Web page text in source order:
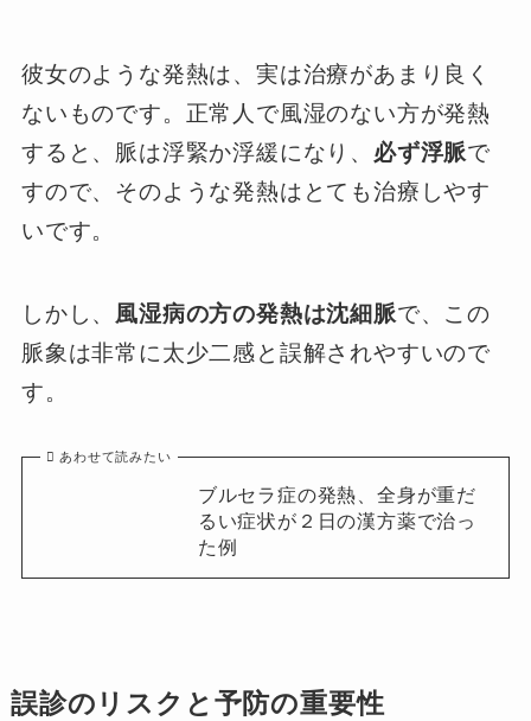
彼女のような発熱は、実は治療があまり良く
ないものです。正常人で風湿のない方が発熱
すると、脈は浮緊か浮緩になり、 必ず浮脈で
すので、そのような発熱はとても治療しやす
いです。
しかし、 風湿病の方の発熱は沈細脈で、この
脈象は非常に太少二感と誤解されやすいので
す。
あわせて読みたい
ブルセラ症の発熱、全身が重だ
るい症状が２日の漢方薬で治っ
た例
誤診のリスクと予防の重要性